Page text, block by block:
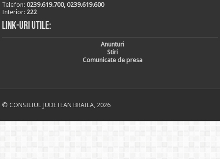
Telefon:0239.619.700, 0239.619.600
Interior: 222
Link-uri utile:
Anunturi
Stiri
Comunicate de presa
© CONSILIUL JUDETEAN BRAILA, 2026